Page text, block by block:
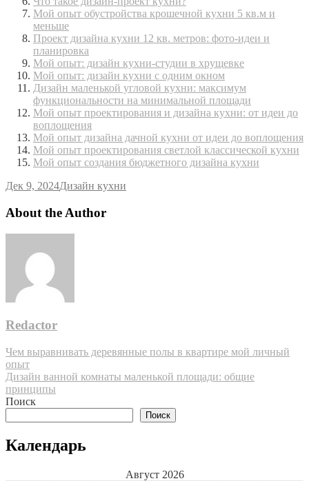
Мой опыт обустройства крошечной кухни 5 кв.м и
меньше
Проект дизайна кухни 12 кв. метров: фото-идеи и
планировка
Мой опыт: дизайн кухни-студии в хрущевке
Мой опыт: дизайн кухни с одним окном
Дизайн маленькой угловой кухни: максимум
функциональности на минимальной площади
Мой опыт проектирования и дизайна кухни: от идеи до
воплощения
Мой опыт дизайна дачной кухни от идеи до воплощения
Мой опыт проектирования светлой классической кухни
Мой опыт создания бюджетного дизайна кухни
Дек 9, 2024Дизайн кухни
About the Author
Redactor
Навигация
по
записям
Чем выравнивать деревянные полы в квартире мой личный
опыт
Дизайн ванной комнаты маленькой площади: общие
принципы
Поиск
Поиск
Календарь
Август 2026